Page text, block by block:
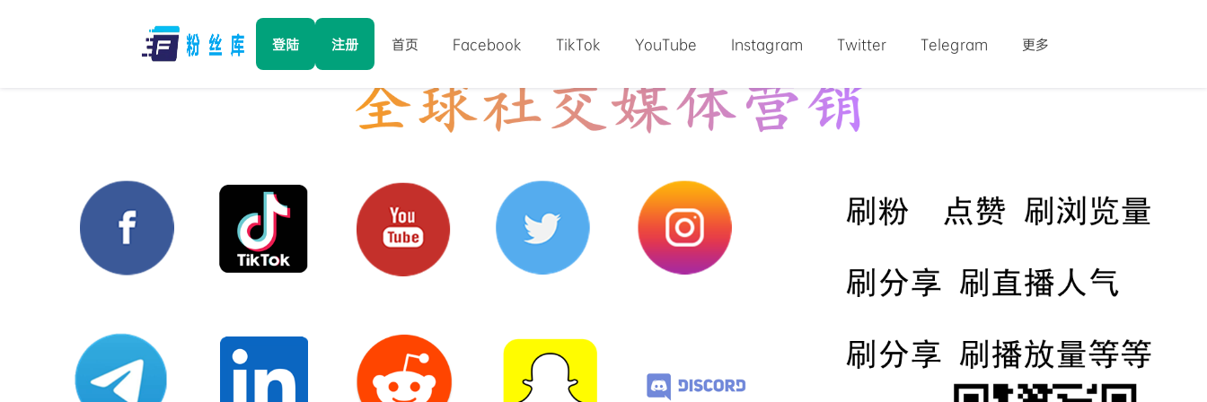
登陆 注册 首页 Facebook TikTok YouTube Instagram Twitter Telegram 更多